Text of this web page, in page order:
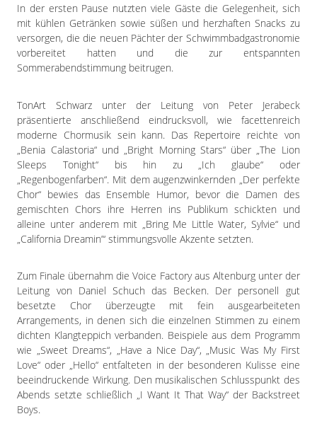
In der ersten Pause nutzten viele Gäste die Gelegenheit, sich
mit kühlen Getränken sowie süßen und herzhaften Snacks zu
versorgen, die die neuen Pächter der Schwimmbadgastronomie
vorbereitet hatten und die zur entspannten
Sommerabendstimmung beitrugen.
TonArt Schwarz unter der Leitung von Peter Jerabeck
präsentierte anschließend eindrucksvoll, wie facettenreich
moderne Chormusik sein kann. Das Repertoire reichte von
„Benia Calastoria“ und „Bright Morning Stars“ über „The Lion
Sleeps Tonight“ bis hin zu „Ich glaube“ oder
„Regenbogenfarben“. Mit dem augenzwinkernden „Der perfekte
Chor“ bewies das Ensemble Humor, bevor die Damen des
gemischten Chors ihre Herren ins Publikum schickten und
alleine unter anderem mit „Bring Me Little Water, Sylvie“ und
„California Dreamin’“ stimmungsvolle Akzente setzten.
Zum Finale übernahm die Voice Factory aus Altenburg unter der
Leitung von Daniel Schuch das Becken. Der personell gut
besetzte Chor überzeugte mit fein ausgearbeiteten
Arrangements, in denen sich die einzelnen Stimmen zu einem
dichten Klangteppich verbanden. Beispiele aus dem Programm
wie „Sweet Dreams“, „Have a Nice Day“, „Music Was My First
Love“ oder „Hello“ entfalteten in der besonderen Kulisse eine
beeindruckende Wirkung. Den musikalischen Schlusspunkt des
Abends setzte schließlich „I Want It That Way“ der Backstreet
Boys.